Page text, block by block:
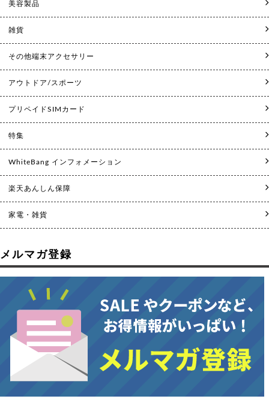
美容製品
雑貨
その他端末アクセサリー
アウトドア/スポーツ
プリペイドSIMカード
特集
WhiteBang インフォメーション
楽天あんしん保障
家電・雑貨
メルマガ登録